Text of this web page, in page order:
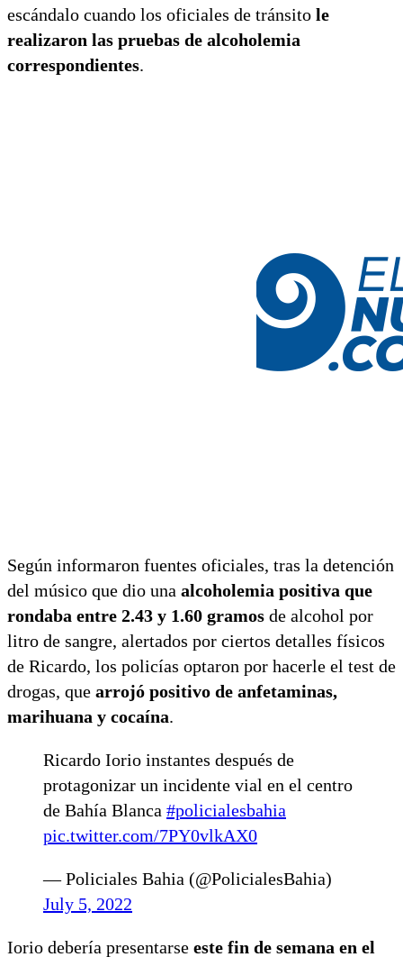
escándalo cuando los oficiales de tránsito le
realizaron las pruebas de alcoholemia
correspondientes.
Según informaron fuentes oficiales, tras la detención
del músico que dio una alcoholemia positiva que
rondaba entre 2.43 y 1.60 gramos de alcohol por
litro de sangre, alertados por ciertos detalles físicos
de Ricardo, los policías optaron por hacerle el test de
drogas, que arrojó positivo de anfetaminas,
marihuana y cocaína.
Ricardo Iorio instantes después de
protagonizar un incidente vial en el centro
de Bahía Blanca #policialesbahia
pic.twitter.com/7PY0vlkAX0
— Policiales Bahia (@PolicialesBahia)
July 5, 2022
Iorio debería presentarse este fin de semana en el